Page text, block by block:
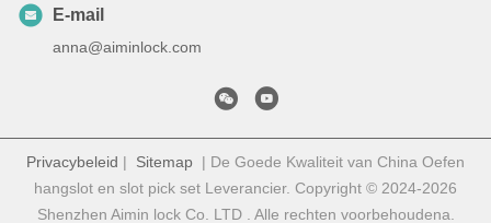
E-mail
anna@aiminlock.com
Privacybeleid | Sitemap | De Goede Kwaliteit van China Oefen
hangslot en slot pick set Leverancier. Copyright © 2024-2026
Shenzhen Aimin lock Co. LTD . Alle rechten voorbehoudena.